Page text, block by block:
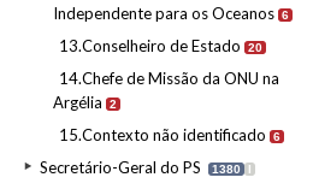
Independente para os Oceanos 6
13.Conselheiro de Estado 20
14.Chefe de Missão da ONU na
Argélia
2
15.Contexto não identificado 6
Secretário-Geral do PS 1380 I